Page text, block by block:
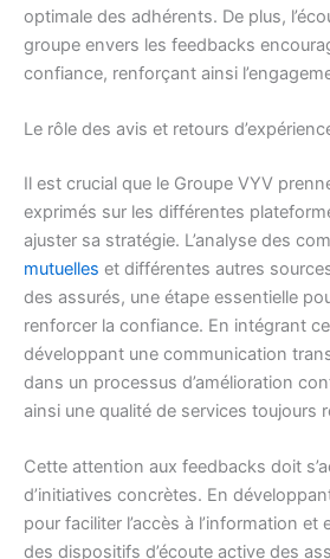
optimale des adhérents. De plus,
groupe envers les feedbacks
confiance, renforçant ainsi
Le rôle des avis et retours
Il est crucial que le Groupe VYV
exprimés sur les différentes
ajuster sa stratégie. L’analyse des
mutuelles et différentes autres
des assurés, une étape essentielle
renforcer la confiance. En intégrant
développant une communication
dans un processus d’amélioration
ainsi une qualité de services toujours
Cette attention aux feedbacks doit
d’initiatives concrètes. En
pour faciliter l’accès à l’information
des dispositifs d’écoute active des